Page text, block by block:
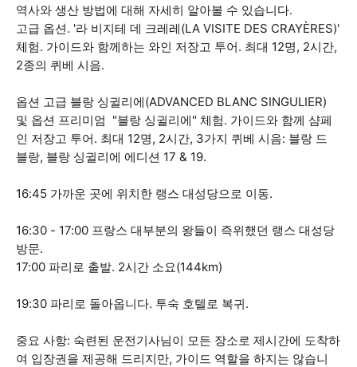
역사와 생산 방법에 대해 자세히 알아볼 수 있습니다.
고급 옵션. '라 비지테 데 크레레(LA VISITE DES CRAYÈRES)'
체험. 가이드와 함께하는 와인 저장고 투어. 최대 12명, 2시간,
2종의 퀴베 시음.
옵션 고급 블랑 싱귈리에(ADVANCED BLANC SINGULIER)
및 옵션 프리미엄 "블랑 싱귈리에" 체험. 가이드와 함께 샴페
인 저장고 투어. 최대 12명, 2시간, 3가지 퀴베 시음: 블랑 드
블랑, 블랑 싱귈리에 에디션 17 & 19.
16:45 가까운 곳에 위치한 랭스 대성당으로 이동.
16:30 - 17:00 프랑스 대부분의 왕들이 즉위했던 랭스 대성당
방문.
17:00 파리로 출발. 2시간 소요(144km)
19:30 파리로 돌아옵니다. 투숙 호텔로 복귀.
중요 사항: 숙련된 운전기사님이 모든 장소로 제시간에 도착하
여 입장권을 제공해 드리지만, 가이드 역할을 하지는 않습니